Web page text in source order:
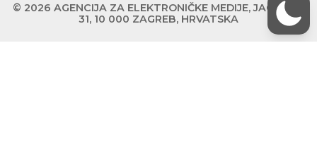
© 2026 AGENCIJA ZA ELEKTRONIČKE MEDIJE, JAGIĆEVA
31, 10 000 ZAGREB, HRVATSKA